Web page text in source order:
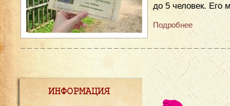
до 5 человек. Его
Подробнее
ИНФОРМАЦИЯ